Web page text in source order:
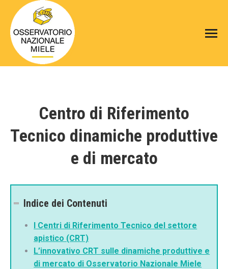
Centro di Riferimento
Tecnico dinamiche produttive
e di mercato
Indice dei Contenuti
I Centri di Riferimento Tecnico del settore
apistico (CRT)
L’innovativo CRT sulle dinamiche produttive e
di mercato di Osservatorio Nazionale Miele